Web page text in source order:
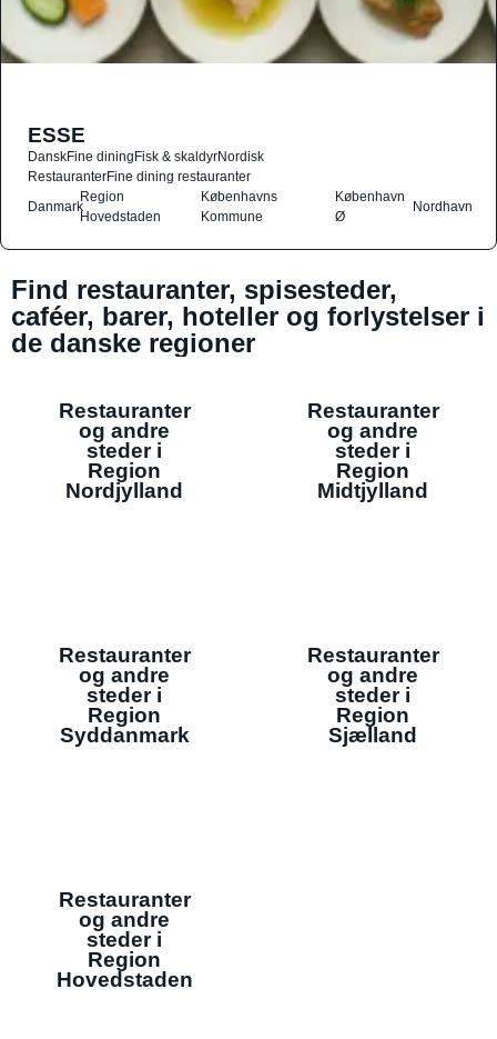
ESSE
DanskFine diningFisk & skaldyrNordisk
RestauranterFine dining restauranter
Danmark
Region
Hovedstaden
Københavns
Kommune
København
Ø
Nordhavn
Find restauranter, spisesteder,
caféer, barer, hoteller og forlystelser i
de danske regioner
Restauranter
og andre
steder i
Region
Nordjylland
Restauranter
og andre
steder i
Region
Midtjylland
Restauranter
og andre
steder i
Region
Syddanmark
Restauranter
og andre
steder i
Region
Sjælland
Restauranter
og andre
steder i
Region
Hovedstaden